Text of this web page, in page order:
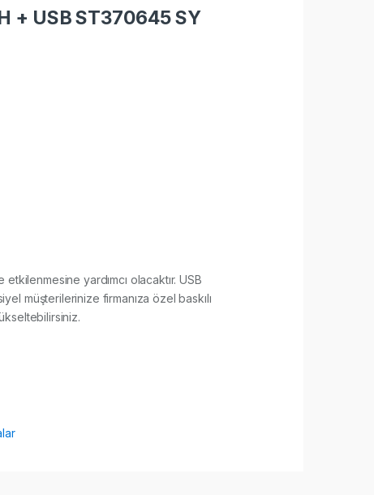
+ USB ST370645 SY
etkilenmesine yardımcı olacaktır. USB
müşterilerinize firmanıza özel baskılı